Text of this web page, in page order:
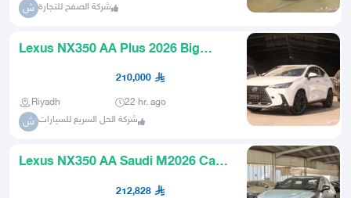
ش شركة الصفح للتجارة
Lexus NX350 AA Plus 2026 Big
210,000
Riyadh 22 hr. ago
ش شركة الحل السريع للسيارات
Lexus NX350 AA Saudi M2026 Cash
212,828